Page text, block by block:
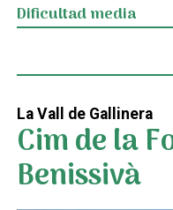
Dificultad media
La Vall de Gallinera
Cim de la
Benissivà